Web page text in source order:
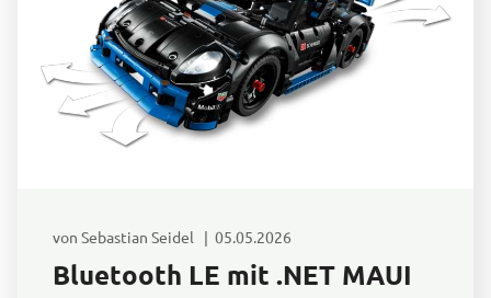
von Sebastian Seidel | 05.05.2026
Bluetooth LE mit .NET MAUI